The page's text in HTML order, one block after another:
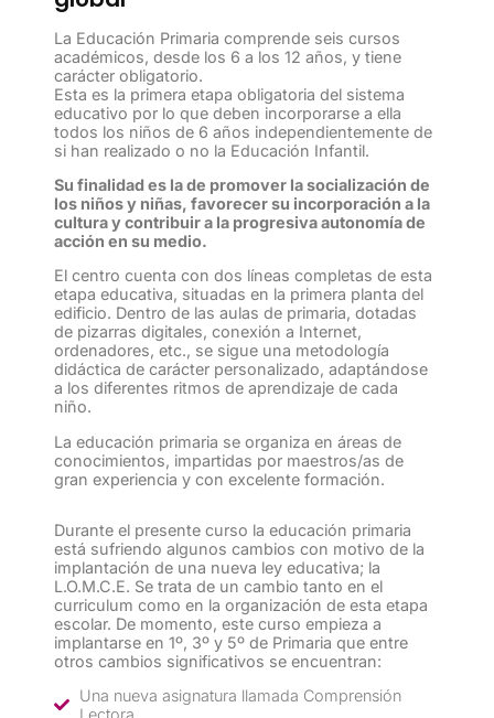
La Educación Primaria comprende seis cursos
académicos, desde los 6 a los 12 años, y tiene
carácter obligatorio.
Esta es la primera etapa obligatoria del sistema
educativo por lo que deben incorporarse a ella
todos los niños de 6 años independientemente de
si han realizado o no la Educación Infantil.
Su finalidad es la de promover la socialización de
los niños y niñas, favorecer su incorporación a la
cultura y contribuir a la progresiva autonomía de
acción en su medio.
El centro cuenta con dos líneas completas de esta
etapa educativa, situadas en la primera planta del
edificio. Dentro de las aulas de primaria, dotadas
de pizarras digitales, conexión a Internet,
ordenadores, etc., se sigue una metodología
didáctica de carácter personalizado, adaptándose
a los diferentes ritmos de aprendizaje de cada
niño.
La educación primaria se organiza en áreas de
conocimientos, impartidas por maestros/as de
gran experiencia y con excelente formación.
Durante el presente curso la educación primaria
está sufriendo algunos cambios con motivo de la
implantación de una nueva ley educativa; la
L.O.M.C.E. Se trata de un cambio tanto en el
curriculum como en la organización de esta etapa
escolar. De momento, este curso empieza a
implantarse en 1º, 3º y 5º de Primaria que entre
otros cambios significativos se encuentran:
Una nueva asignatura llamada Comprensión
Lectora